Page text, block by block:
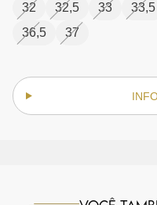
32
32,5 33 33,5
36,5
37